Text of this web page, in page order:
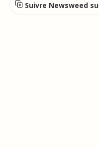
Suivre Newsweed